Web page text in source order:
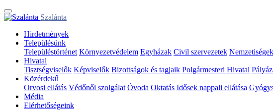
Szalánta
Hirdetmények
Településünk
Településtörténet Környezetvédelem Egyházak Civil szervezetek Nemzetiségek
Hivatal
Tisztségviselők Képviselők Bizottságok és tagjaik Polgármesteri Hivatal
Közérdekű
Orvosi ellátás Védőnői szolgálat Óvoda Oktatás Idősek nappali ellátása
Média
Elérhetőségeink